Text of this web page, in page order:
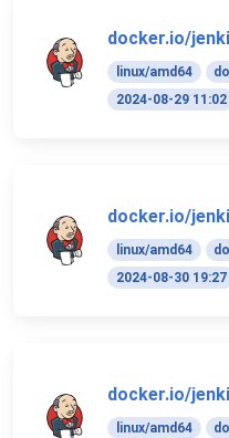
docker.io/
linux/amd64
2024-08-29 11:02
docker.io/
linux/amd64
2024-08-30 19:27
docker.io/
linux/amd64